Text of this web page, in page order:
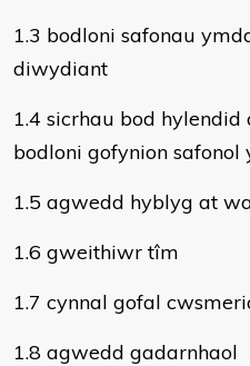
1.3 bodloni safonau
diwydiant
1.4 sicrhau bod
bodloni gofynion
1.5 agwedd hyblyg at
1.6 gweithiwr tîm
1.7 cynnal gofal
1.8 agwedd gadarnhaol